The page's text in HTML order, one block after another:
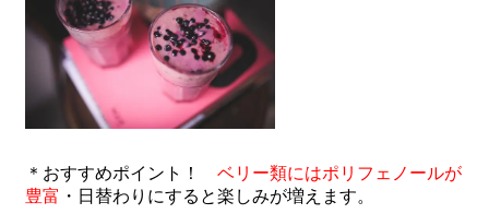
＊おすすめポイント！ ベリー類にはポリフェノールが
豊富 ・日替わりにすると楽しみが増えます。